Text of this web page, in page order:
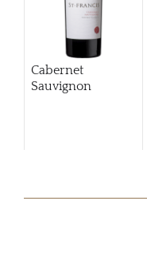
Cabernet
Sauvignon